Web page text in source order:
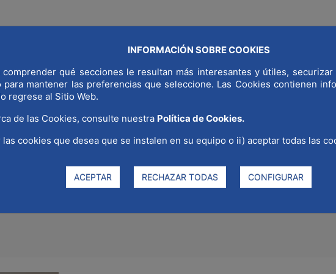
INFORMACIÓN SOBRE COOKIES
qué secciones le resultan más interesantes y útiles,
mantener las preferencias que seleccione. Las Cookies contienen
regrese al Sitio Web.
de las Cookies, consulte nuestra Política de Cookies.
cookies que desea que se instalen en su equipo o ii) aceptar todas las
ACEPTAR RECHAZAR TODAS CONFIGURAR
CAPITAL MUNDIAL ¿POR QUÉ MADRID? SECTORES ESTRATÉGICOS